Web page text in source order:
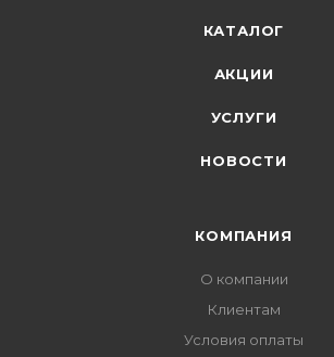
КАТАЛОГ
АКЦИИ
УСЛУГИ
НОВОСТИ
КОМПАНИЯ
О компании
Клиентам
Условия оплаты